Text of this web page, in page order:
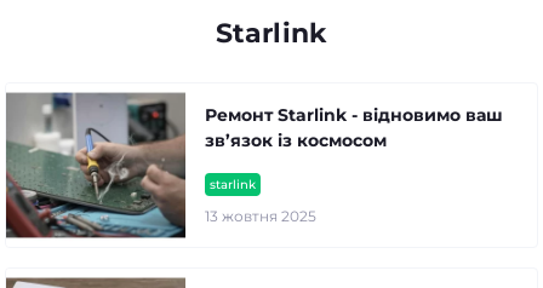
Starlink
starlink
13 жовтня 2025
Ремонт Starlink - відновимо ваш
зв’язок із космосом